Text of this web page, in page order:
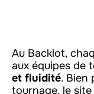
Au Backlot,
aux équipes de
et fluidité. Bien
tournage, le